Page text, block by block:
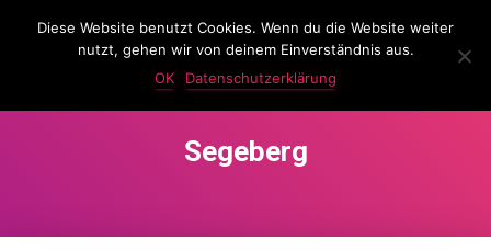
LassKnattern
Segeberg
Diese Website benutzt Cookies. Wenn du die Website weiter
nutzt, gehen wir von deinem Einverständnis aus.
OK
Datenschutzerklärung